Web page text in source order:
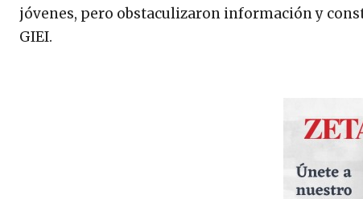
jóvenes, pero obstaculizaron información y
GIEI.